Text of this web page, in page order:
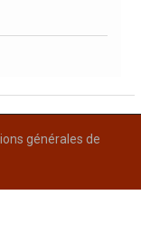
générales de